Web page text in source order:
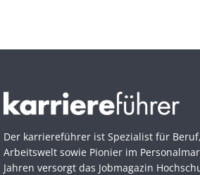
Der karriereführer ist Spezialist für
Arbeitswelt sowie Pionier im
Jahren versorgt das Jobmagazin